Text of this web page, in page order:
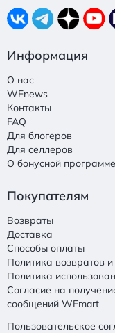
Информация
О нас
WEnews
Контакты
FAQ
Для блогеров
Для селлеров
О бонусной программе
Покупателям
Возвраты
Доставка
Способы оплаты
Политика возвратов
Политика
Согласие на
сообщений WEmart
Пользовательское